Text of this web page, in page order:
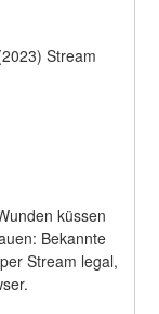
Stream
küssen
Bekannte
Stream legal,